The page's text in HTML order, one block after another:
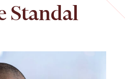
Standal